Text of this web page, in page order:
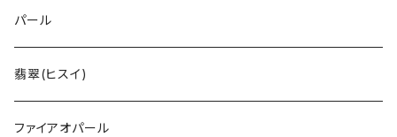
パール
翡翠(ヒスイ)
ファイアオパール